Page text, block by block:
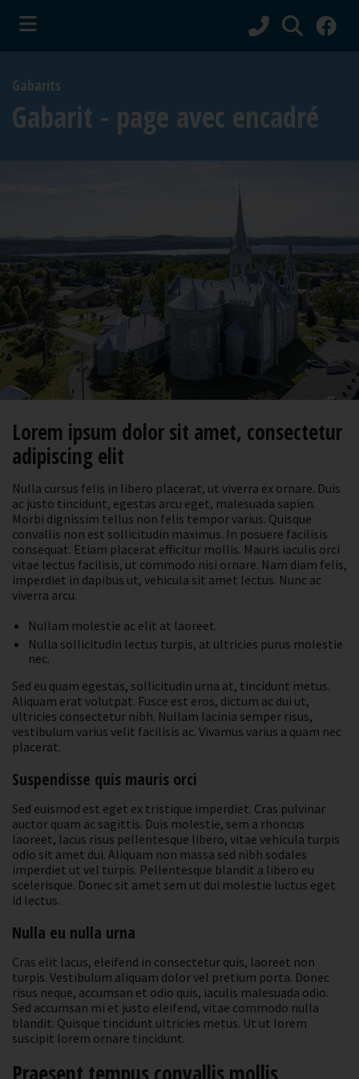
(Culture et tourisme )
Gabarits
Gabarit - page avec encadré
Lorem ipsum dolor sit amet, consectetur
adipiscing elit
Nulla cursus felis in libero placerat, ut viverra ex ornare. Duis
ac justo tincidunt, egestas arcu eget, malesuada sapien.
Morbi dignissim tellus non felis tempor varius. Quisque
convallis non est sollicitudin maximus. In posuere facilisis
consequat. Etiam placerat efficitur mollis. Mauris iaculis orci
vitae lectus facilisis, ut commodo nisi ornare. Nam diam felis,
imperdiet in dapibus ut, vehicula sit amet lectus. Nunc ac
viverra arcu.
Nullam molestie ac elit at laoreet.
Nulla sollicitudin lectus turpis, at ultricies purus molestie
nec.
Sed eu quam egestas, sollicitudin urna at, tincidunt metus.
Aliquam erat volutpat. Fusce est eros, dictum ac dui ut,
ultricies consectetur nibh. Nullam lacinia semper risus,
vestibulum varius velit facilisis ac. Vivamus varius a quam nec
placerat.
Suspendisse quis mauris orci
Sed euismod est eget ex tristique imperdiet. Cras pulvinar
auctor quam ac sagittis. Duis molestie, sem a rhoncus
laoreet, lacus risus pellentesque libero, vitae vehicula turpis
odio sit amet dui. Aliquam non massa sed nibh sodales
imperdiet ut vel turpis. Pellentesque blandit a libero eu
scelerisque. Donec sit amet sem ut dui molestie luctus eget
id lectus.
Nulla eu nulla urna
Cras elit lacus, eleifend in consectetur quis, laoreet non
turpis. Vestibulum aliquam dolor vel pretium porta. Donec
risus neque, accumsan et odio quis, iaculis malesuada odio.
Sed accumsan mi et justo eleifend, vitae commodo nulla
blandit. Quisque tincidunt ultricies metus. Ut ut lorem
suscipit lorem ornare tincidunt.
Praesent tempus convallis mollis